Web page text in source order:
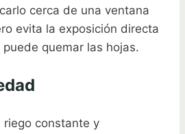
cerca de una ventana
evita la exposición directa
quemar las hojas.
riego constante y